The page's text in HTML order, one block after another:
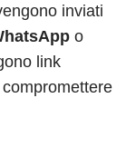
inviati
o
link